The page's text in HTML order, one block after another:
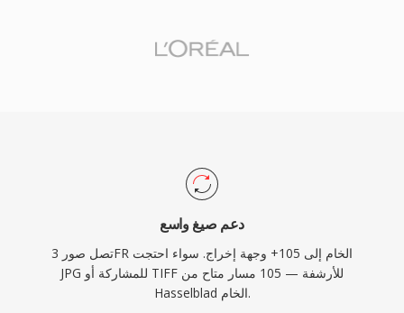
دعم صيغ واسع
تصل صور 3FR الخام إلى 105+ وجهة إخراج. سواء احتجت
JPG للمشاركة أو TIFF للأرشفة — 105 مسار متاح من
Hasselblad الخام.